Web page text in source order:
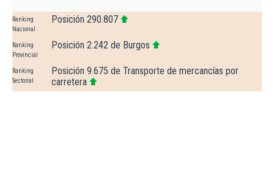
Ranking
Nacional
Posición 290.807
Ranking
Provincial
Posición 2.242 de Burgos
Ranking
Sectorial
Posición 9.675 de Transporte de mercancías por
carretera